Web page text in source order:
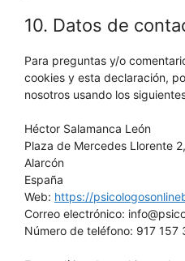
10. Datos de
Para preguntas y/o
cookies y esta declaración,
nosotros usando los
Héctor Salamanca León
Plaza de Mercedes Llorente
Alarcón
España
Web: https://
Correo electrónico: info@
Número de teléfono: 917 157